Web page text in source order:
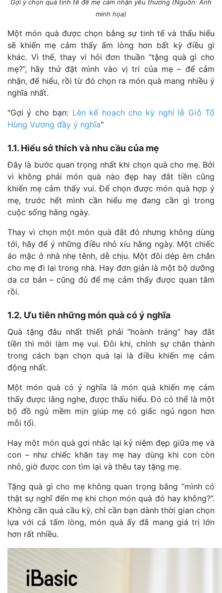
Gợi ý chọn quà tinh tế để mẹ cảm nhận yêu thương (Nguồn: Ảnh
minh họa)
Một món quà được chọn bằng sự tinh tế và thấu hiểu
sẽ khiến mẹ cảm thấy ấm lòng hơn bất kỳ điều gì
khác. Vì thế, thay vì hỏi đơn thuần “tặng quà gì cho
mẹ?”, hãy thử đặt mình vào vị trí của mẹ – để cảm
nhận, để hiểu, rồi từ đó chọn ra món quà mang nhiều ý
nghĩa nhất.
"Gợi ý cho bạn: Lên kế hoạch cho kỳ nghỉ lễ Giỗ Tổ
Hùng Vương đầy ý nghĩa"
1.1. Hiểu sở thích và nhu cầu của mẹ
Đây là bước quan trọng nhất khi chọn quà cho mẹ. Bởi
vì không phải món quà nào đẹp hay đắt tiền cũng
khiến mẹ cảm thấy vui. Để chọn được món quà hợp ý
mẹ, trước hết mình cần hiểu mẹ đang cần gì trong
cuộc sống hằng ngày.
Thay vì chọn một món quà đắt đỏ nhưng không dùng
tới, hãy để ý những điều nhỏ xíu hằng ngày. Một chiếc
áo mặc ở nhà nhẹ tênh, dễ chịu. Một đôi dép êm chân
cho mẹ đi lại trong nhà. Hay đơn giản là một bộ dưỡng
da cơ bản – cũng đủ để mẹ cảm thấy được quan tâm
rồi.
1.2. Ưu tiên những món quà có ý nghĩa
Quà tặng đâu nhất thiết phải “hoành tráng” hay đắt
tiền thì mới làm mẹ vui. Đôi khi, chính sự chân thành
trong cách bạn chọn quà lại là điều khiến mẹ cảm
động nhất.
Một món quà có ý nghĩa là món quà khiến mẹ cảm
thấy được lắng nghe, được thấu hiểu. Đó có thể là một
bộ đồ ngủ mềm mịn giúp mẹ có giấc ngủ ngon hơn
mỗi tối.
Hay một món quà gợi nhắc lại kỷ niệm đẹp giữa mẹ và
con – như chiếc khăn tay mẹ hay dùng khi con còn
nhỏ, giờ được con tìm lại và thêu tay tặng mẹ.
Tặng quà gì cho mẹ không quan trọng bằng “mình có
thật sự nghĩ đến mẹ khi chọn món quà đó hay không?”.
Không cần quá cầu kỳ, chỉ cần bạn dành thời gian chọn
lựa với cả tấm lòng, món quà ấy đã mang giá trị lớn
hơn rất nhiều.